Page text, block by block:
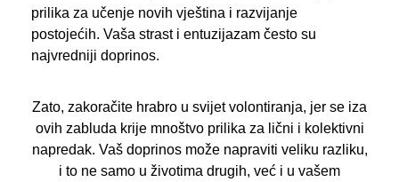
prilika za učenje novih vještina i razvijanje
postojećih. Vaša strast i entuzijazam često su
najvredniji doprinos.
Zato, zakoračite hrabro u svijet volontiranja, jer se iza
ovih zabluda krije mnoštvo prilika za lični i kolektivni
napredak. Vaš doprinos može napraviti veliku razliku,
i to ne samo u životima drugih, već i u vašem